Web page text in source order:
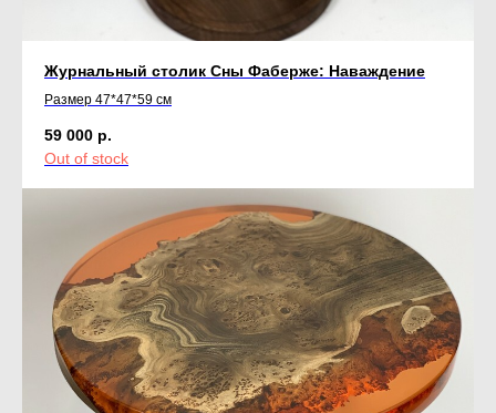
Журнальный столик Сны Фаберже: Наваждение
Размер 47*47*59 см
59 000 р.
Out of stock